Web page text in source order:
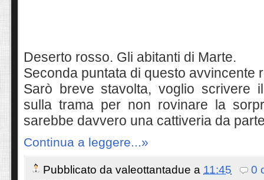
Deserto rosso. Gli abitanti di Marte.
Seconda puntata di questo avvincente
Sarò breve stavolta, voglio scrivere
sulla trama per non rovinare la
sarebbe davvero una cattiveria da
Continua a leggere...»
Pubblicato da valeottantadue a 11:45 0